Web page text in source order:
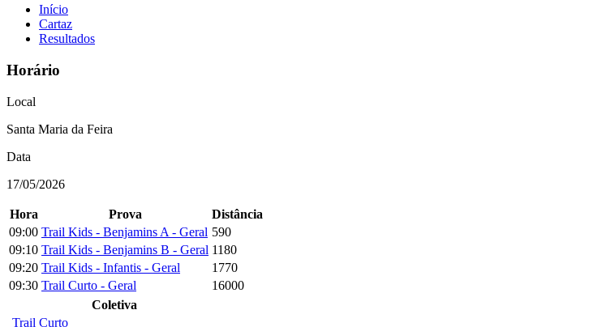
Início
Cartaz
Resultados
Horário
Local
Santa Maria da Feira
Data
17/05/2026
Hora Prova
Distância
09:00 Trail Kids - Benjamins A - Geral 590
09:10 Trail Kids - Benjamins B - Geral 1180
09:20 Trail Kids - Infantis - Geral
1770
09:30 Trail Curto - Geral
16000
Coletiva
Trail Curto